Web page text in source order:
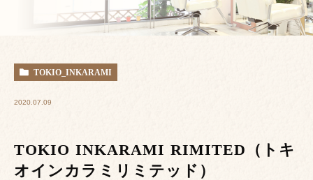
TOKIO_INKARAMI
2020.07.09
TOKIO INKARAMI RIMITED（トキ
オインカラミリミテッド）